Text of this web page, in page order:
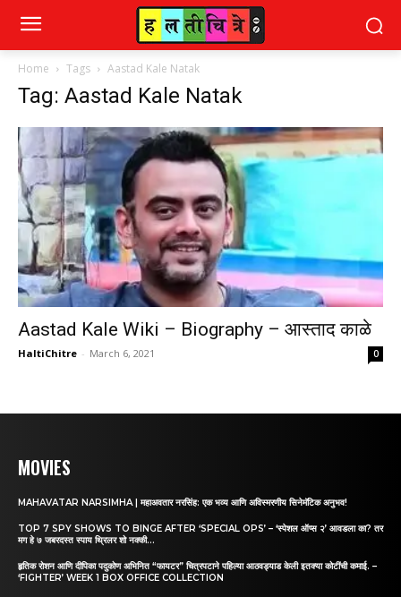
Home Tags Aastad Kale Natak
Tag: Aastad Kale Natak
Aastad Kale Wiki – Biography – आस्ताद काळे
HaltiChitre - March 6, 2021 0
MOVIES
MAHAVATAR NARSIMHA | महाअवतार नरसिंह: एक भव्य आणि अविस्मरणीय सिनेमॅटिक अनुभव!
TOP 7 SPY SHOWS TO BINGE AFTER ‘SPECIAL OPS’ – ‘स्पेशल ऑप्स २’ आवडला का? तर
मग हे ७ जबरदस्त स्पाय थ्रिलर शो नक्की...
हृतिक रोशन आणि दीपिका पदुकोण अभिनित “फायटर” चित्रपटाने पहिल्या आठवड्याड केली इतक्या कोटींची कमाई. –
‘FIGHTER’ WEEK 1 BOX OFFICE COLLECTION